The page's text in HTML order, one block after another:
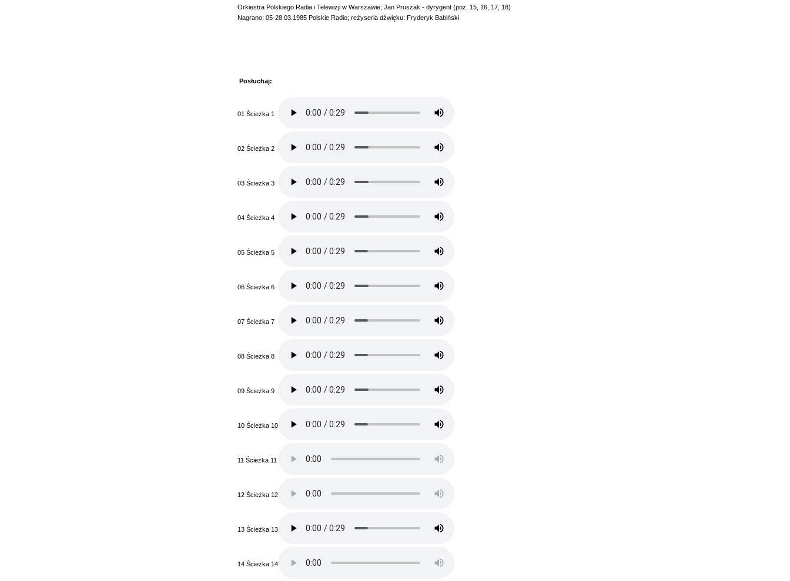
Orkiestra Polskiego Radia i Telewizji w Warszawie; Jan Pruszak - dyrygent (poz. 15, 16, 17, 18)
Nagrano: 05-28.03.1985 Polskie Radio; reżyseria dźwięku: Fryderyk Babiński
Posłuchaj:
01 Ścieżka 1
02 Ścieżka 2
03 Ścieżka 3
04 Ścieżka 4
05 Ścieżka 5
06 Ścieżka 6
07 Ścieżka 7
08 Ścieżka 8
09 Ścieżka 9
10 Ścieżka 10
11 Ścieżka 11
12 Ścieżka 12
13 Ścieżka 13
14 Ścieżka 14